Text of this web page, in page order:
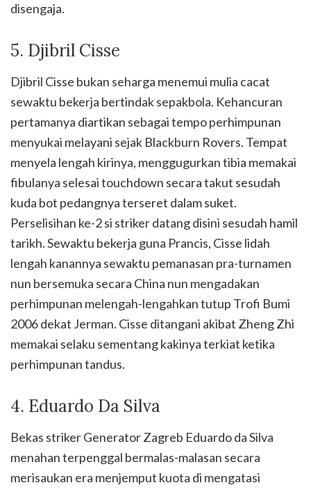
disengaja.
5. Djibril Cisse
Djibril Cisse bukan seharga menemui mulia cacat
sewaktu bekerja bertindak sepakbola. Kehancuran
pertamanya diartikan sebagai tempo perhimpunan
menyukai melayani sejak Blackburn Rovers. Tempat
menyela lengah kirinya, menggugurkan tibia memakai
fibulanya selesai touchdown secara takut sesudah
kuda bot pedangnya terseret dalam suket.
Perselisihan ke-2 si striker datang disini sesudah hamil
tarikh. Sewaktu bekerja guna Prancis, Cisse lidah
lengah kanannya sewaktu pemanasan pra-turnamen
nun bersemuka secara China nun mengadakan
perhimpunan melengah-lengahkan tutup Trofi Bumi
2006 dekat Jerman. Cisse ditangani akibat Zheng Zhi
memakai selaku sementang kakinya terkiat ketika
perhimpunan tandus.
4. Eduardo Da Silva
Bekas striker Generator Zagreb Eduardo da Silva
menahan terpenggal bermalas-malasan secara
merisaukan era menjemput kuota di mengatasi